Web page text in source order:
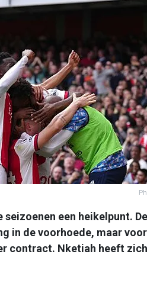
een heikelpunt.
in de voorhoede, maar
contract. Nketiah heeft